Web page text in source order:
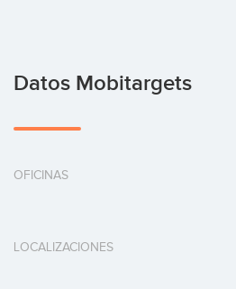
Datos Mobitargets
OFICINAS
LOCALIZACIONES